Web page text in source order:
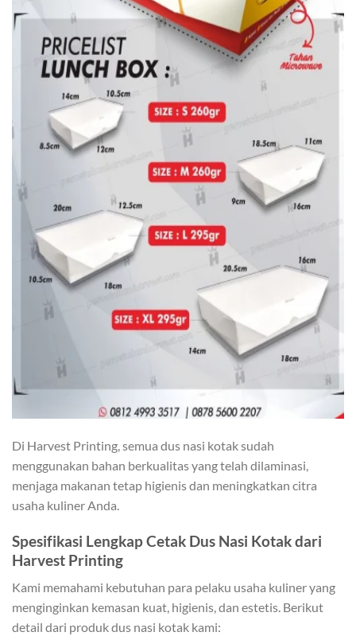
Di Harvest Printing, semua dus nasi kotak sudah
menggunakan bahan berkualitas yang telah dilaminasi,
menjaga makanan tetap higienis dan meningkatkan citra
usaha kuliner Anda.
Spesifikasi Lengkap Cetak Dus Nasi Kotak dari
Harvest Printing
Kami memahami kebutuhan para pelaku usaha kuliner yang
menginginkan kemasan kuat, higienis, dan estetis. Berikut
detail dari produk dus nasi kotak kami: